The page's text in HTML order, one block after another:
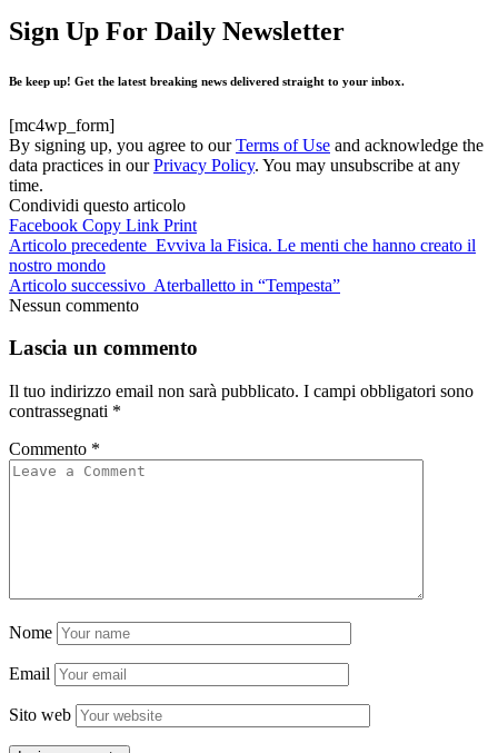
Sign Up For Daily Newsletter
Be keep up! Get the latest breaking news delivered straight to your inbox.
[mc4wp_form]
By signing up, you agree to ourTerms of Use and acknowledge the
data practices in ourPrivacy Policy. You may unsubscribe at any
time.
Condividi questo articolo
Facebook Copy Link Print
Articolo precedente Evviva la Fisica. Le menti che hanno creato il
nostro mondo
Articolo successivo Aterballetto in “Tempesta”
Nessun commento
Lascia un commento
Il tuo indirizzo email non sarà pubblicato. I campi obbligatori sono
contrassegnati *
Commento *
Nome
Email
Sito web